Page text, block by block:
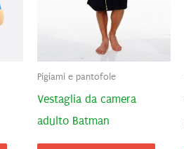
Pigiami e pantofole
Vestaglia da camera
adulto Batman